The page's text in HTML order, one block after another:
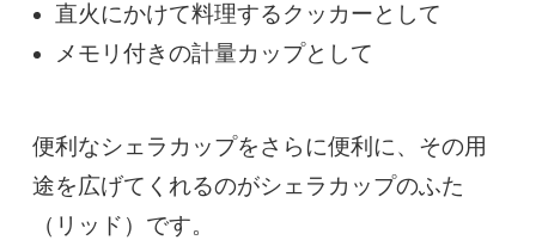
直火にかけて料理するクッカーとして
メモリ付きの計量カップとして
便利なシェラカップをさらに便利に、その用
途を広げてくれるのがシェラカップのふた
（リッド）です。